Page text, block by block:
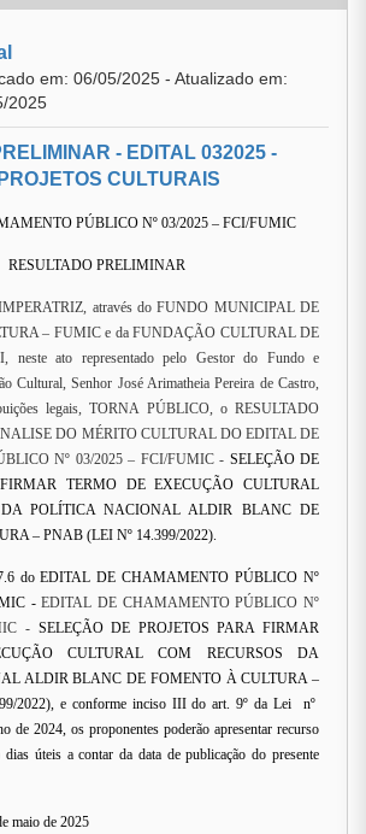
em: 06/05/2025 - Atualizado em:
2025
- EDITAL 032025 -
CULTURAIS
PÚBLICO Nº 03/2025 – FCI/FUMIC
RESULTADO PRELIMINAR
através do FUNDO MUNICIPAL DE
– FUMIC e da FUNDAÇÃO CULTURAL DE
neste ato representado pelo Gestor do Fundo e
Cultural, Senhor José Arimatheia Pereira de Castro,
legais, TORNA PÚBLICO, o RESULTADO
DO MÉRITO CULTURAL DO EDITAL DE
Nº 03/2025 – FCI/FUMIC - SELEÇÃO DE
TERMO DE EXECUÇÃO CULTURAL
DA POLÍTICA NACIONAL ALDIR BLANC DE
– PNAB (LEI Nº 14.399/2022).
do EDITAL DE CHAMAMENTO PÚBLICO Nº
-EDITAL DE CHAMAMENTO PÚBLICO Nº
- SELEÇÃO DE PROJETOS PARA FIRMAR
CULTURAL COM RECURSOS DA
ALDIR BLANC DE FOMENTO À CULTURA –
2022), e conforme inciso III do art. 9º da Lei nº
de 2024, os proponentes poderão apresentar recurso
úteis a contar da data de publicação do presente
maio de 2025